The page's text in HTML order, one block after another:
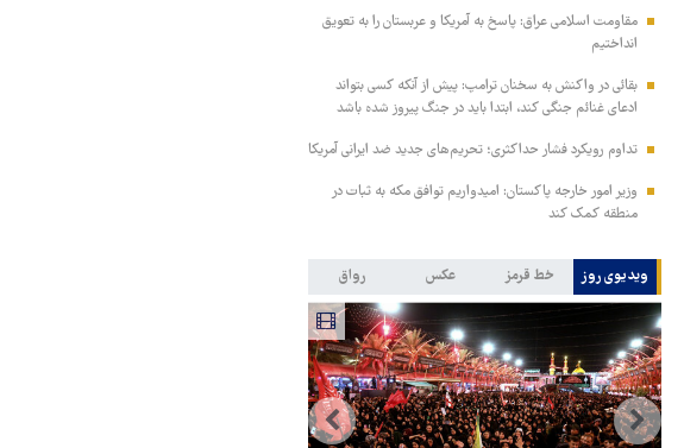
مقاومت اسلامی عراق: پاسخ به آمریکا و عربستان را به تعویق
انداختیم
بقائی در واکنش به سخنان ترامپ: پیش از آنکه کسی بتواند
ادعای غنائم جنگی کند، ابتدا باید در جنگ پیروز شده باشد
تداوم رویکرد فشار حداکثری؛ تحریم‌های جدید ضد ایرانی آمریکا
وزیر امور خارجه پاکستان: امیدواریم توافق مکه به ثبات در
منطقه کمک کند
ویدیوی روز خط قرمز عکس رواق